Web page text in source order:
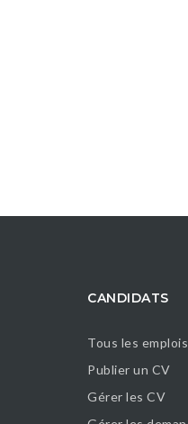
CANDIDATS
Tous les emplois
Publier un CV
Gérer les CV